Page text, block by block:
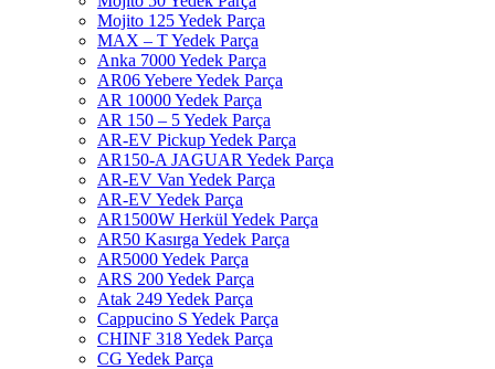
Mojito 125 Yedek Parça
MAX – T Yedek Parça
Anka 7000 Yedek Parça
AR06 Yebere Yedek Parça
AR 10000 Yedek Parça
AR 150 – 5 Yedek Parça
AR-EV Pickup Yedek Parça
AR150-A JAGUAR Yedek Parça
AR-EV Van Yedek Parça
AR-EV Yedek Parça
AR1500W Herkül Yedek Parça
AR50 Kasırga Yedek Parça
AR5000 Yedek Parça
ARS 200 Yedek Parça
Atak 249 Yedek Parça
Cappucino S Yedek Parça
CHINF 318 Yedek Parça
CG Yedek Parça